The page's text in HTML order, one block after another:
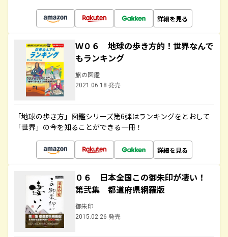
詳細を見る
Ｗ０６ 地球の歩き方的！世界なんで
もランキング
旅の図鑑
2021.06.18 発売
「地球の歩き方」図鑑シリーズ第6弾はランキングをとおして
「世界」の今を知ることができる一冊！
詳細を見る
０６ 日本全国この御朱印が凄い！
第弐集 都道府県網羅版
御朱印
2015.02.26 発売